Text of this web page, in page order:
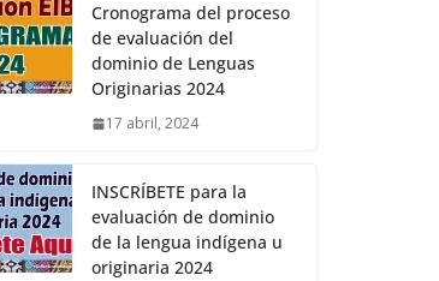
Cronograma del proceso
de evaluación del
dominio de Lenguas
Originarias 2024
17 abril, 2024
INSCRÍBETE para la
evaluación de dominio
de la lengua indígena u
originaria 2024